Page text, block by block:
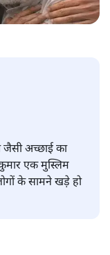
अच्छाई का
एक मुस्लिम
के सामने खड़े हो